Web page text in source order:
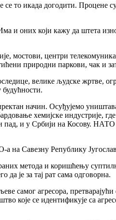
се то икада догодити. Процене
и оних који кажу да штета
мостови, центри
природни паркови, чак и
велике људске жртве,
начин. Осуђујемо
хемијске индустрије,
пад, и у Србији на Косову. НАТО
на Савезну Републику
метода и коришћењу
је за тај рат сама одговорна.
самог агресора,
које се идентификује са